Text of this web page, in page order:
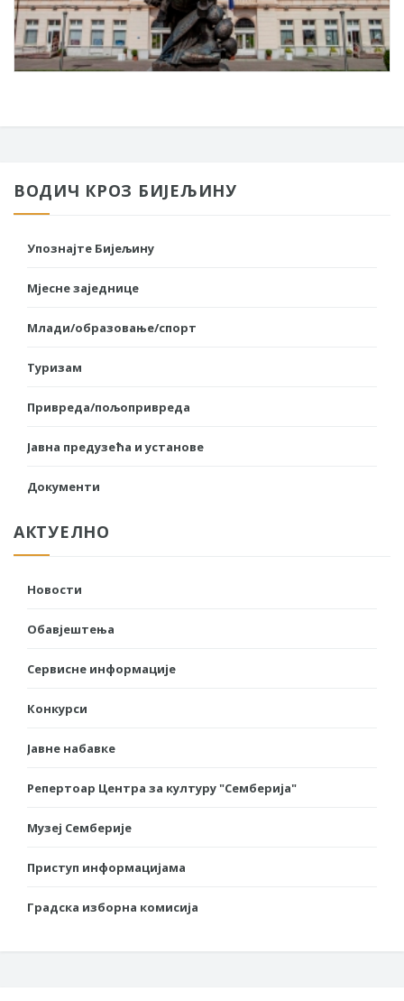
ВОДИЧ КРОЗ БИЈЕЉИНУ
Упознајте Бијељину
Мјесне заједнице
Млади/образовање/спорт
Туризам
Привреда/пољопривреда
Јавна предузећа и установе
Документи
АКТУЕЛНО
Новости
Обавјештења
Сервисне информације
Конкурси
Јавне набавке
Репертоар Центра за културу "Семберија"
Музеј Семберије
Приступ информацијама
Градска изборна комисија